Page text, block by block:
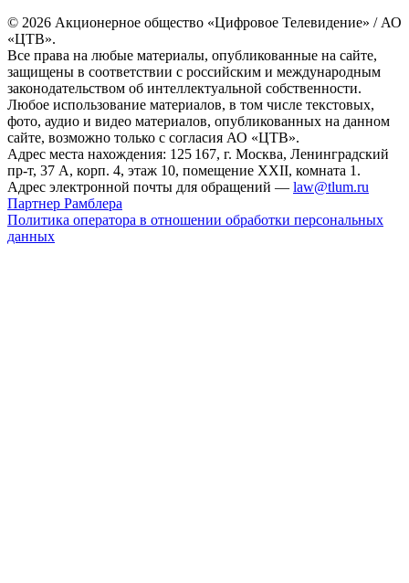
© 2026 Акционерное общество «Цифровое Телевидение» / АО
«ЦТВ».
Все права на любые материалы, опубликованные на сайте,
защищены в соответствии с российским и международным
законодательством об интеллектуальной собственности.
Любое использование материалов, в том числе текстовых,
фото, аудио и видео материалов, опубликованных на данном
сайте, возможно только с согласия АО «ЦТВ».
Адрес места нахождения: 125 167, г. Москва, Ленинградский
пр-т, 37 А, корп. 4, этаж 10, помещение XXII, комната 1.
Адрес электронной почты для обращений — law@tlum.ru
Партнер Рамблера
Политика оператора в отношении обработки персональных
данных